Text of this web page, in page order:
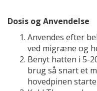
Dosis og Anvendelse
Anvendes efter
ved migræne og
Benyt hatten i 5-
brug så snart et
hovedpinen